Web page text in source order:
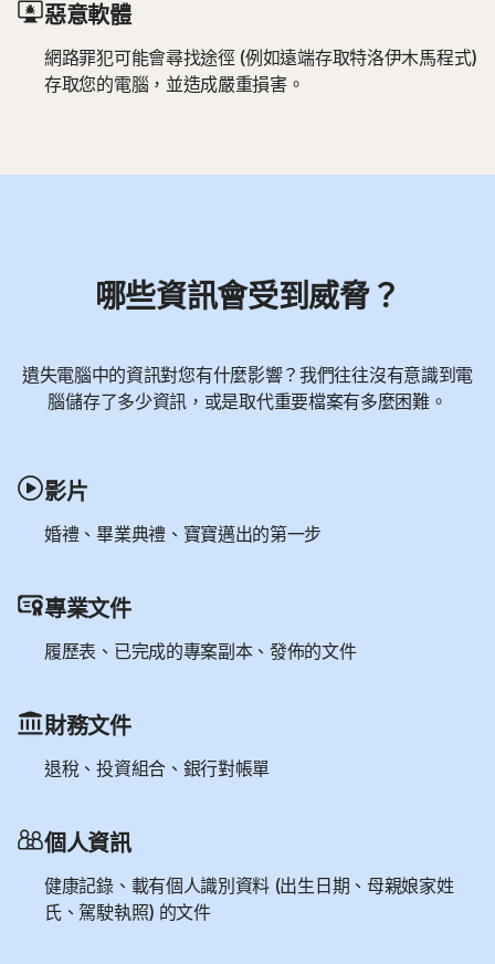
惡意軟體
網路罪犯可能會尋找途徑 (例如遠端存取特洛伊木馬程式)
存取您的電腦，並造成嚴重損害。
哪些資訊會受到威脅？
遺失電腦中的資訊對您有什麼影響？我們往往沒有意識到電
腦儲存了多少資訊，或是取代重要檔案有多麼困難。
影片
婚禮、畢業典禮、寶寶邁出的第一步
專業文件
履歷表、已完成的專案副本、發佈的文件
財務文件
退稅、投資組合、銀行對帳單
個人資訊
健康記錄、載有個人識別資料 (出生日期、母親娘家姓
氏、駕駛執照) 的文件